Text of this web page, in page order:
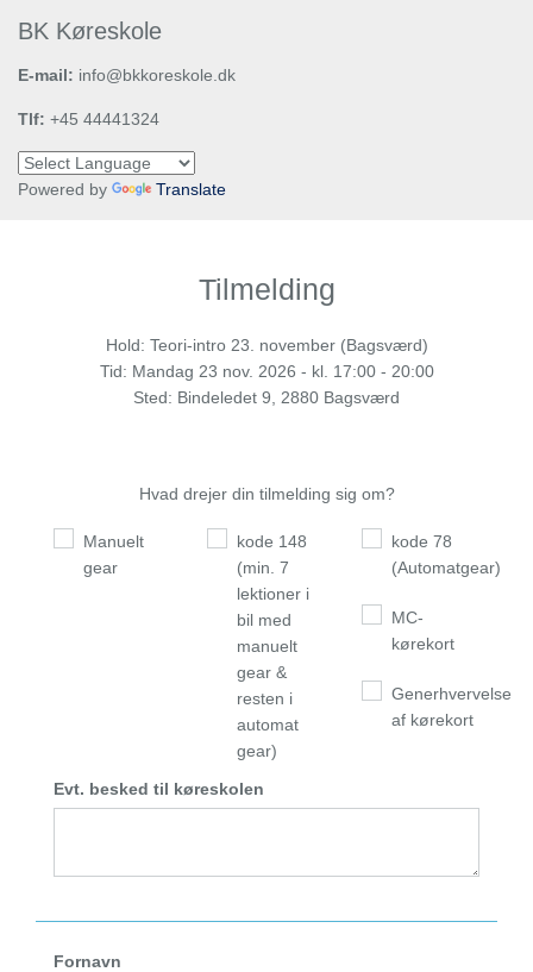
BK Køreskole
E-mail: info@bkkoreskole.dk
Tlf: +45 44441324
Powered by Translate
Tilmelding
Hold: Teori-intro 23. november (Bagsværd)
Tid: Mandag 23 nov. 2026 - kl. 17:00 - 20:00
Sted: Bindeledet 9, 2880 Bagsværd
Hvad drejer din tilmelding sig om?
Manuelt
gear
kode 148
(min. 7
lektioner i
bil med
manuelt
gear &
resten i
automat
gear)
kode 78
(Automatgear)
MC-
kørekort
Generhvervelse
af kørekort
Evt. besked til køreskolen
Fornavn